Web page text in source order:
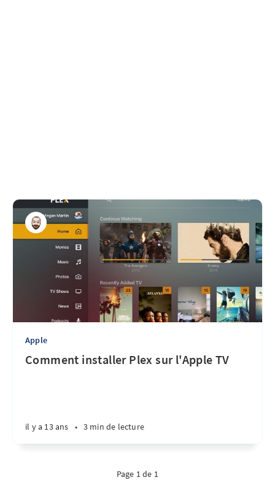
Apple
Comment installer Plex sur l'Apple TV
il y a 13 ans • 3 min de lecture
Page 1 de 1